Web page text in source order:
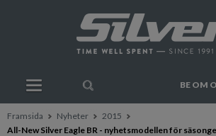
BE OM
Framsida Nyheter
2015
All-New Silver Eagle BR - nyhetsmodellen för